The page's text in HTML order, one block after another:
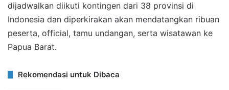
dijadwalkan diikuti kontingen dari 38 provinsi di
Indonesia dan diperkirakan akan mendatangkan ribuan
peserta, official, tamu undangan, serta wisatawan ke
Papua Barat.
Rekomendasi untuk Dibaca